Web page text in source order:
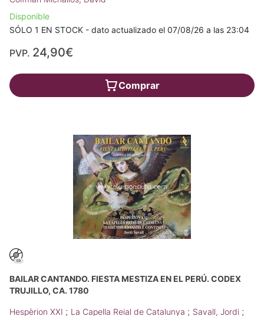
Disponible
SÓLO 1 EN STOCK - dato actualizado el 07/08/26 a las 23:04
PVP. 24,90€
Comprar
BAILAR CANTANDO. FIESTA MESTIZA EN EL PERÚ. CODEX
TRUJILLO, CA. 1780
Hespèrion XXI ; La Capella Reial de Catalunya ; Savall, Jordi ;